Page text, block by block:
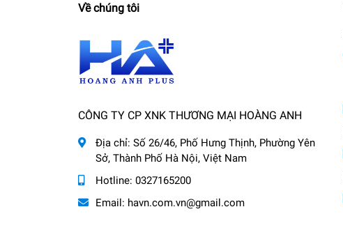
Về chúng tôi
CÔNG TY CP XNK THƯƠNG MẠI HOÀNG ANH
Địa chỉ: Số 26/46, Phố Hưng Thịnh, Phường Yên
Sở, Thành Phố Hà Nội, Việt Nam
Hotline: 0327165200
Email: havn.com.vn@gmail.com